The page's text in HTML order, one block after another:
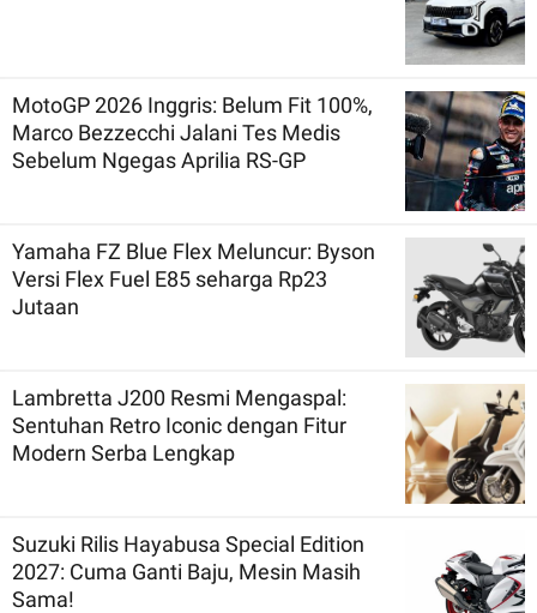
MotoGP 2026 Inggris: Belum Fit 100%,
Marco Bezzecchi Jalani Tes Medis
Sebelum Ngegas Aprilia RS-GP
Yamaha FZ Blue Flex Meluncur: Byson
Versi Flex Fuel E85 seharga Rp23
Jutaan
Lambretta J200 Resmi Mengaspal:
Sentuhan Retro Iconic dengan Fitur
Modern Serba Lengkap
Suzuki Rilis Hayabusa Special Edition
2027: Cuma Ganti Baju, Mesin Masih
Sama!